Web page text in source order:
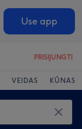
Use app
PRISIJUNGTI
VEIDAS KŪNAS